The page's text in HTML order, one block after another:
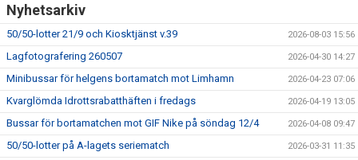
Nyhetsarkiv
50/50-lotter 21/9 och Kiosktjänst v.39 2026-08-03 15:56
Lagfotografering 260507 2026-04-30 14:27
Minibussar för helgens bortamatch mot Limhamn 2026-04-23 07:06
Kvarglömda Idrottsrabatthäften i fredags 2026-04-19 13:05
Bussar för bortamatchen mot GIF Nike på söndag 12/4 2026-04-08 09:47
50/50-lotter på A-lagets seriematch 2026-03-31 11:35